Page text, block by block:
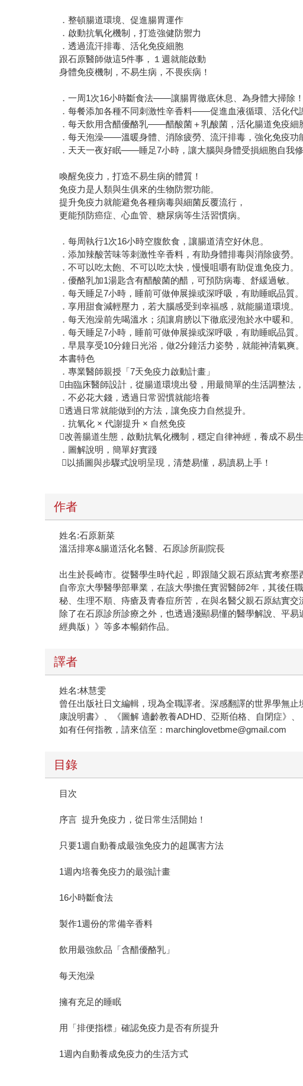
．整頓腸道環境、促進腸胃運作
．啟動抗氧化機制，打造強健防禦力
．透過流汗排毒、活化免疫細胞
跟石原醫師做這5件事，１週就能啟動
身體免疫機制，不易生病，不畏疾病！
．一周1次16小時斷食法——讓腸胃徹底休息、為身體大掃除！
．每餐添加各種不同刺激性辛香料——促進血液循環、活化代
．每天飲用含醋優酪乳——醋酸菌＋乳酸菌，活化腸道免疫細
．每天泡澡——溫暖身體、消除疲勞、流汗排毒，強化免疫功
．天天一夜好眠——睡足7小時，讓大腦與身體受損細胞自我修
喚醒免疫力，打造不易生病的體質！
免疫力是人類與生俱來的生物防禦功能。
提升免疫力就能避免各種病毒與細菌反覆流行，
更能預防癌症、心血管、糖尿病等生活習慣病。
．每周執行1次16小時空腹飲食，讓腸道清空好休息。
．添加辣酸苦味等刺激性辛香料，有助身體排毒與消除疲勞。
．不可以吃太飽、不可以吃太快，慢慢咀嚼有助促進免疫力。
．優酪乳加1湯匙含有醋酸菌的醋，可預防病毒、舒緩過敏。
．每天睡足7小時，睡前可做伸展操或深呼吸，有助睡眠品質。
．享用甜食減輕壓力，若大腦感受到幸福感，就能腸道環境。
．每天泡澡前先喝溫水；須讓肩膀以下徹底浸泡於水中暖和。
．每天睡足7小時，睡前可做伸展操或深呼吸，有助睡眠品質。
．早晨享受10分鐘日光浴，做2分鐘活力姿勢，就能神清氣爽。
本書特色
．專業醫師親授「7天免疫力啟動計畫」
由臨床醫師設計，從腸道環境出發，用最簡單的生活調整法
．不必花大錢，透過日常習慣就能培養
透過日常就能做到的方法，讓免疫力自然提升。
．抗氧化 × 代謝提升 × 自然免疫
改善腸道生態，啟動抗氧化機制，穩定自律神經，養成不易生
．圖解說明，簡單好實踐
以插圖與步驟式說明呈現，清楚易懂，易讀易上手！
作者
姓名:石原新菜
溫活排寒&腸道活化名醫、石原診所副院長
出生於長崎市。從醫學生時代起，即跟隨父親石原結實考察
自帝京大學醫學部畢業，在該大學擔任實習醫師2年，其後任
秘、生理不順、痔瘡及青春痘所苦，在與名醫父親石原結實
除了在石原診所診療之外，也透過淺顯易懂的醫學解說、平
經典版）》等多本暢銷作品。
譯者
姓名:林慧雯
曾任出版社日文編輯，現為全職譯者。深感翻譯的世界學無
康說明書》、《圖解 適齡教養ADHD、亞斯伯格、自閉症》、
如有任何指教，請來信至：marchinglovetbme@gmail.com
目錄
目次
序言 提升免疫力，從日常生活開始！
只要1週自動養成最強免疫力的超厲害方法
1週內培養免疫力的最強計畫
16小時斷食法
製作1週份的常備辛香料
飲用最強飲品「含醋優酪乳」
每天泡澡
擁有充足的睡眠
用「排便指標」確認免疫力是否有所提升
1週內自動養成免疫力的生活方式